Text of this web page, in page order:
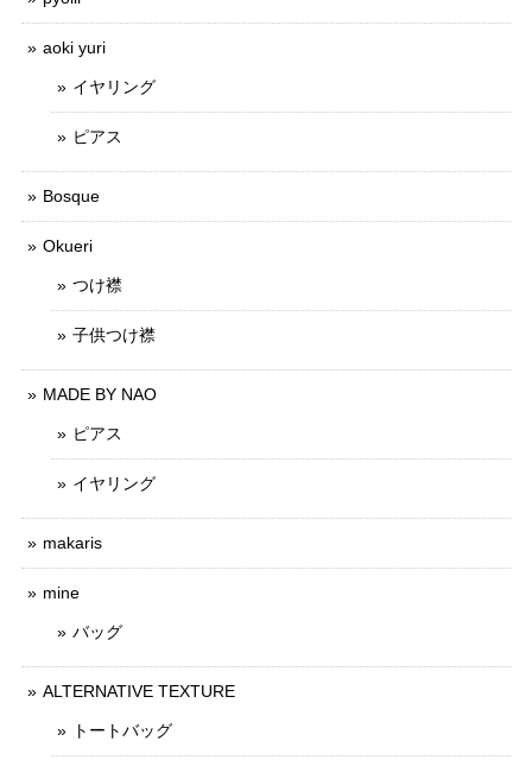
aoki yuri
イヤリング
ピアス
Bosque
Okueri
つけ襟
子供つけ襟
MADE BY NAO
ピアス
イヤリング
makaris
mine
バッグ
ALTERNATIVE TEXTURE
トートバッグ